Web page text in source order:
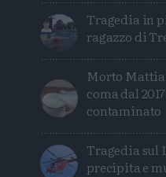
Tragedia in
ragazzo di
Morto Mattia
coma dal
contaminato
Tragedia sul
precipita e